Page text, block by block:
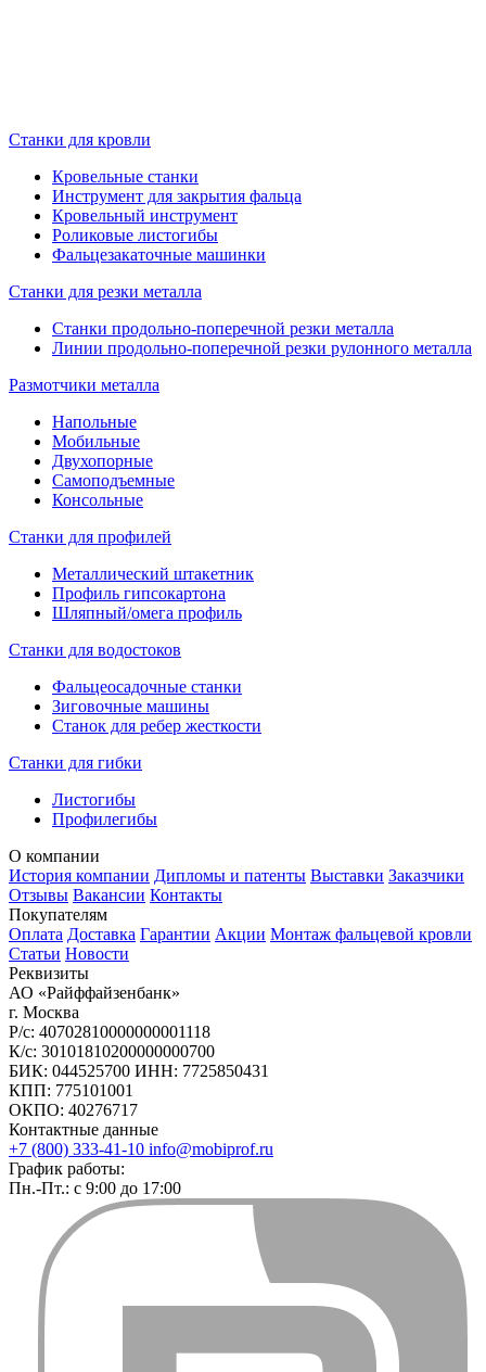
Станки для кровли
Кровельные станки
Инструмент для закрытия фальца
Кровельный инструмент
Роликовые листогибы
Фальцезакаточные машинки
Станки для резки металла
Станки продольно-поперечной резки металла
Линии продольно-поперечной резки рулонного металла
Размотчики металла
Напольные
Мобильные
Двухопорные
Самоподъемные
Консольные
Станки для профилей
Металлический штакетник
Профиль гипсокартона
Шляпный/омега профиль
Станки для водостоков
Фальцеосадочные станки
Зиговочные машины
Станок для ребер жесткости
Станки для гибки
Листогибы
Профилегибы
О компании
История компании Дипломы и патенты Выставки Заказчики
Отзывы Вакансии Контакты
Покупателям
Оплата Доставка Гарантии Акции Монтаж фальцевой кровли
Статьи Новости
Реквизиты
АО «Райффайзенбанк»
г. Москва
Р/с: 40702810000000001118
К/с: 30101810200000000700
БИК: 044525700 ИНН: 7725850431
КПП: 775101001
ОКПО: 40276717
Контактные данные
+7 (800) 333-41-10 info@mobiprof.ru
График работы:
Пн.-Пт.: с 9:00 до 17:00